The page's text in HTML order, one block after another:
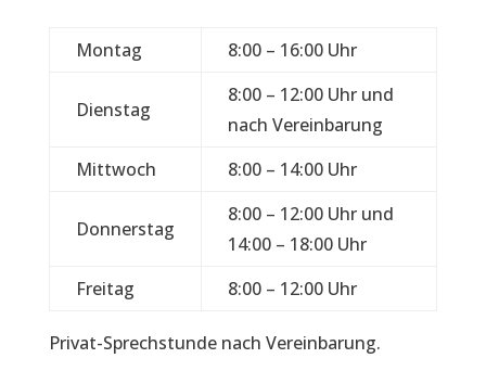
Montag 8:00 – 16:00 Uhr
Dienstag
8:00 – 12:00 Uhr und
nach Vereinbarung
Mittwoch
8:00 – 14:00 Uhr
Donnerstag
8:00 – 12:00 Uhr und
14:00 – 18:00 Uhr
Freitag
8:00 – 12:00 Uhr
Privat-Sprechstunde nach Vereinbarung.